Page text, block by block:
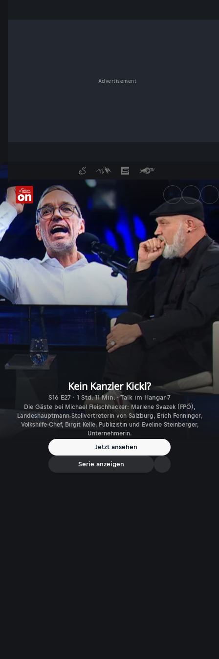
Advertisement
Kein Kanzler Kickl: Richtig
Kein Kanzler Kickl?
S16 E27 · 1 Std. 11 Min. · Talk im Hangar-7
Die Gäste bei Michael Fleischhacker: Marlene Svazek (FPÖ),
Landeshauptmann-Stellvertreterin von Salzburg, Erich Fenninger,
Volkshilfe-Chef, Birgit Kelle, Publizistin und Eveline Steinberger,
Unternehmerin.
Jetzt ansehen
Serie anzeigen